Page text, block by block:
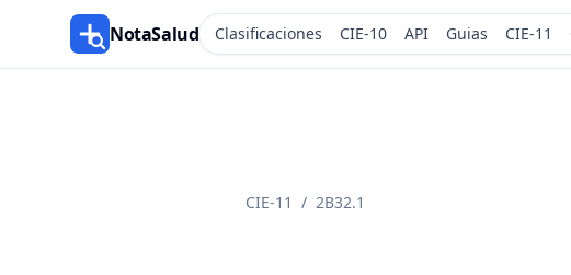
NotaSalud Clasificaciones CIE-10 API Guias CIE-11
CIE-11 / 2B32.1